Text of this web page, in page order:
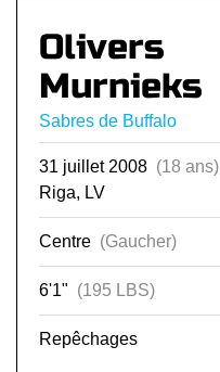
Olivers
Murnieks
Sabres de Buffalo
31 juillet 2008 (18 ans)
Riga, LV
Centre (Gaucher)
6'1" (195 LBS)
Repêchages